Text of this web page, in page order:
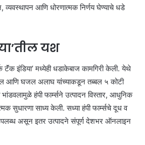
व्यवस्थापन आणि धोरणात्मक निर्णय घेण्याचे धडे
यश
टॅंक इंडिया’ मध्येही धडाकेबाज कामगिरी केली. येथे
आणि घजल अलाघ यांच्याकडून तब्बल ५ कोटी
हंपी फार्म्सने उत्पादन विस्तार, आधुनिक
सुधारणा साध्य केली. सध्या हंपी फार्म्सचे दूध व
असून इतर उत्पादने संपूर्ण देशभर ऑनलाइन